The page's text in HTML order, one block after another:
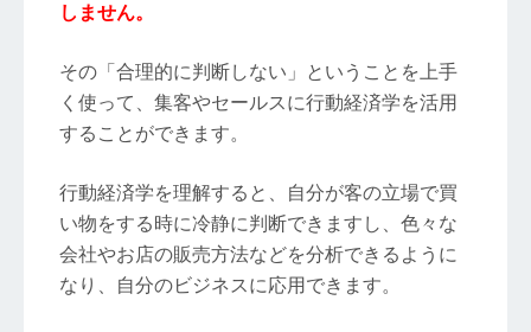
しません。
その「合理的に判断しない」ということを上手
く使って、集客やセールスに行動経済学を活用
することができます。
行動経済学を理解すると、自分が客の立場で買
い物をする時に冷静に判断できますし、色々な
会社やお店の販売方法などを分析できるように
なり、自分のビジネスに応用できます。